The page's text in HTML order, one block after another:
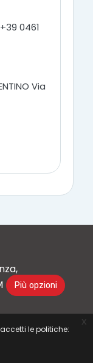
+39 0461
Via
Più opzioni
le politiche:
x